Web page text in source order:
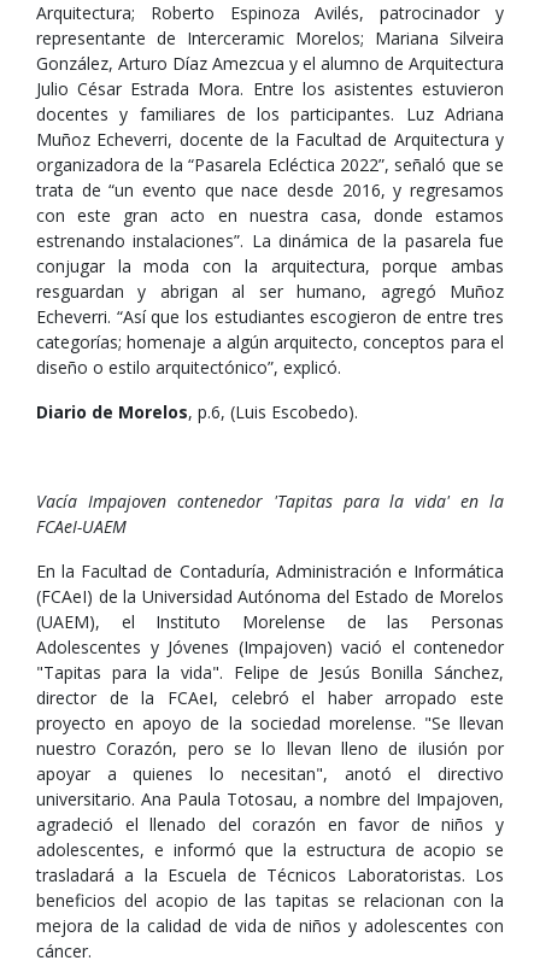
Arquitectura; Roberto Espinoza Avilés, patrocinador y
representante de Interceramic Morelos; Mariana Silveira
González, Arturo Díaz Amezcua y el alumno de Arquitectura
Julio César Estrada Mora. Entre los asistentes estuvieron
docentes y familiares de los participantes. Luz Adriana
Muñoz Echeverri, docente de la Facultad de Arquitectura y
organizadora de la “Pasarela Ecléctica 2022”, señaló que se
trata de “un evento que nace desde 2016, y regresamos
con este gran acto en nuestra casa, donde estamos
estrenando instalaciones”. La dinámica de la pasarela fue
conjugar la moda con la arquitectura, porque ambas
resguardan y abrigan al ser humano, agregó Muñoz
Echeverri. “Así que los estudiantes escogieron de entre tres
categorías; homenaje a algún arquitecto, conceptos para el
diseño o estilo arquitectónico”, explicó.
Diario de Morelos, p.6, (Luis Escobedo).
Vacía Impajoven contenedor 'Tapitas para la vida' en la
FCAeI-UAEM
En la Facultad de Contaduría, Administración e Informática
(FCAeI) de la Universidad Autónoma del Estado de Morelos
(UAEM), el Instituto Morelense de las Personas
Adolescentes y Jóvenes (Impajoven) vació el contenedor
"Tapitas para la vida". Felipe de Jesús Bonilla Sánchez,
director de la FCAeI, celebró el haber arropado este
proyecto en apoyo de la sociedad morelense. "Se llevan
nuestro Corazón, pero se lo llevan lleno de ilusión por
apoyar a quienes lo necesitan", anotó el directivo
universitario. Ana Paula Totosau, a nombre del Impajoven,
agradeció el llenado del corazón en favor de niños y
adolescentes, e informó que la estructura de acopio se
trasladará a la Escuela de Técnicos Laboratoristas. Los
beneficios del acopio de las tapitas se relacionan con la
mejora de la calidad de vida de niños y adolescentes con
cáncer.